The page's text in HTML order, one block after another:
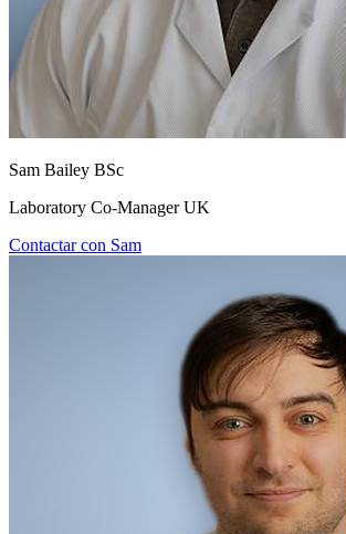
Sam Bailey BSc
Laboratory Co-Manager UK
Contactar con Sam